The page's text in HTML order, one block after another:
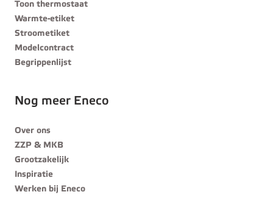
Toon thermostaat
Warmte-etiket
Stroometiket
Modelcontract
Begrippenlijst
Nog meer Eneco
Over ons
ZZP & MKB
Grootzakelijk
Inspiratie
Werken bij Eneco